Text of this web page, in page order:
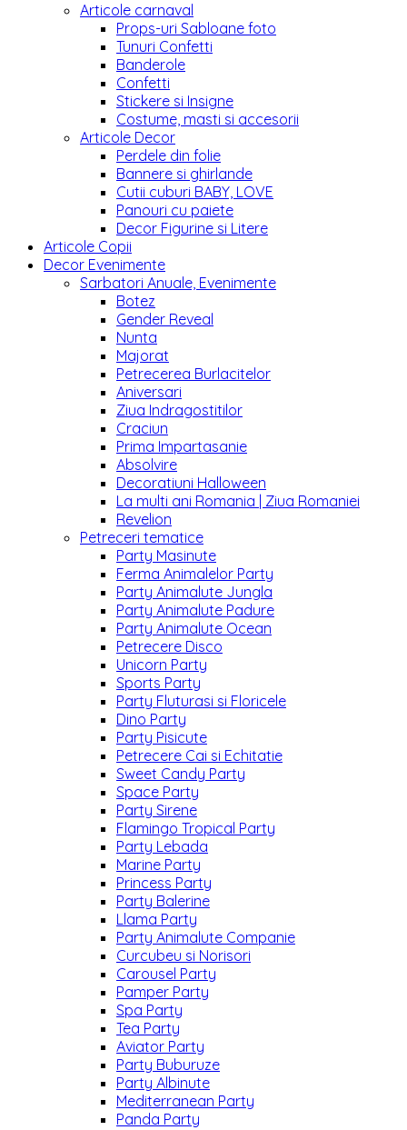
Articole carnaval
Props-uri Sabloane foto
Tunuri Confetti
Banderole
Confetti
Stickere si Insigne
Costume, masti si accesorii
Articole Decor
Perdele din folie
Bannere si ghirlande
Cutii cuburi BABY, LOVE
Panouri cu paiete
Decor Figurine si Litere
Articole Copii
Decor Evenimente
Sarbatori Anuale, Evenimente
Botez
Gender Reveal
Nunta
Majorat
Petrecerea Burlacitelor
Aniversari
Ziua Indragostitilor
Craciun
Prima Impartasanie
Absolvire
Decoratiuni Halloween
La multi ani Romania | Ziua Romaniei
Revelion
Petreceri tematice
Party Masinute
Ferma Animalelor Party
Party Animalute Jungla
Party Animalute Padure
Party Animalute Ocean
Petrecere Disco
Unicorn Party
Sports Party
Party Fluturasi si Floricele
Dino Party
Party Pisicute
Petrecere Cai si Echitatie
Sweet Candy Party
Space Party
Party Sirene
Flamingo Tropical Party
Party Lebada
Marine Party
Princess Party
Party Balerine
Llama Party
Party Animalute Companie
Curcubeu si Norisori
Carousel Party
Pamper Party
Spa Party
Tea Party
Aviator Party
Party Buburuze
Party Albinute
Mediterranean Party
Panda Party